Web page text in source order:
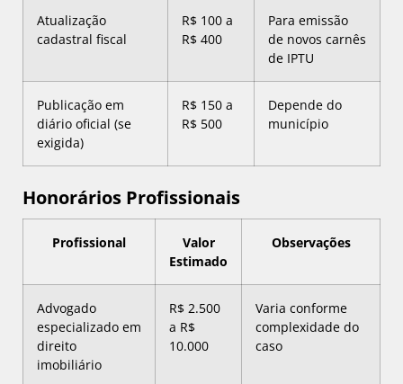
Atualização
cadastral fiscal
R$ 100 a
R$ 400
Para emissão
de novos carnês
de IPTU
Publicação em
diário oficial (se
exigida)
R$ 150 a
R$ 500
Depende do
município
Honorários Profissionais
Profissional
Valor
Estimado
Observações
Advogado
especializado em
direito
imobiliário
R$ 2.500
a R$
10.000
Varia conforme
complexidade do
caso